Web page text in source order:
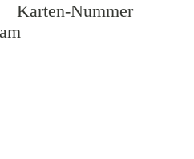
Karten-Nummer